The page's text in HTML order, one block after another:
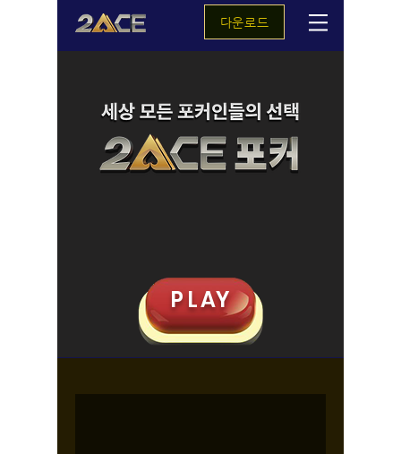
다운로드
PLAY